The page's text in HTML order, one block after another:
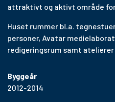
attraktivt og aktivt område
Huset rummer bl.a.
personer, Avatar
redigeringsrum samt
Byggeår
2012-2014